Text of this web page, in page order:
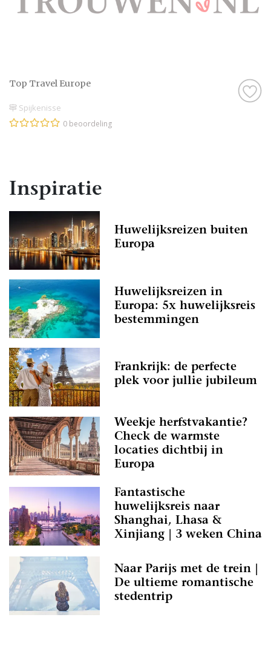
Top Travel Europe
Spijkenisse
0 beoordeling
Inspiratie
Huwelijksreizen buiten
Europa
Huwelijksreizen in
Europa: 5x huwelijksreis
bestemmingen
Frankrijk: de perfecte
plek voor jullie jubileum
Weekje herfstvakantie?
Check de warmste
locaties dichtbij in
Europa
Fantastische
huwelijksreis naar
Shanghai, Lhasa &
Xinjiang | 3 weken China
Naar Parijs met de trein |
De ultieme romantische
stedentrip